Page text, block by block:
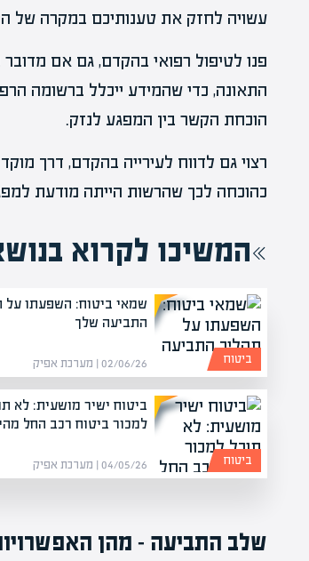
עשויה לחזק את טענותיכם במקרה של
פנו לטיפול רפואי בהקדם, גם אם
התאונה, כדי שהמידע ייכלל ברשומה
הוכחת הקשר בין המפגע לנזק.
כהוכחה לכך שהרשות הייתה מודעת
המשיכו לקרוא
שמאי ביטוח: השפעתו על
התביעה שלך
02/06/26 | מערכת אפיק ביטוח
ביטוח ישיר מושעית: לא
למכור ביטוח רכב החל
04/05/26 | מערכת אפיק ביטוח
שלב התביעה – מהן